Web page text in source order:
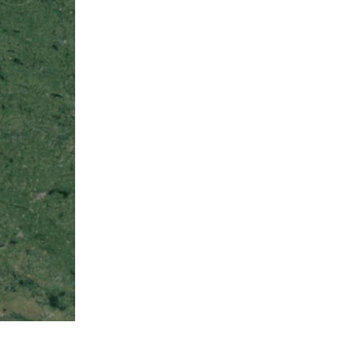
mondiale